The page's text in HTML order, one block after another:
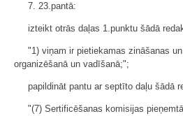
7. 23.pantā:
izteikt otrās daļas 1.punktu šādā
"1) viņam ir pietiekamas zināšanas
organizēšanā un vadīšanā;";
papildināt pantu ar septīto daļu šādā
"(7) Sertificēšanas komisijas